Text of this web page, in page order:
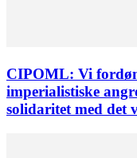
CIPOML: Vi
imperialistiske
solidaritet med det